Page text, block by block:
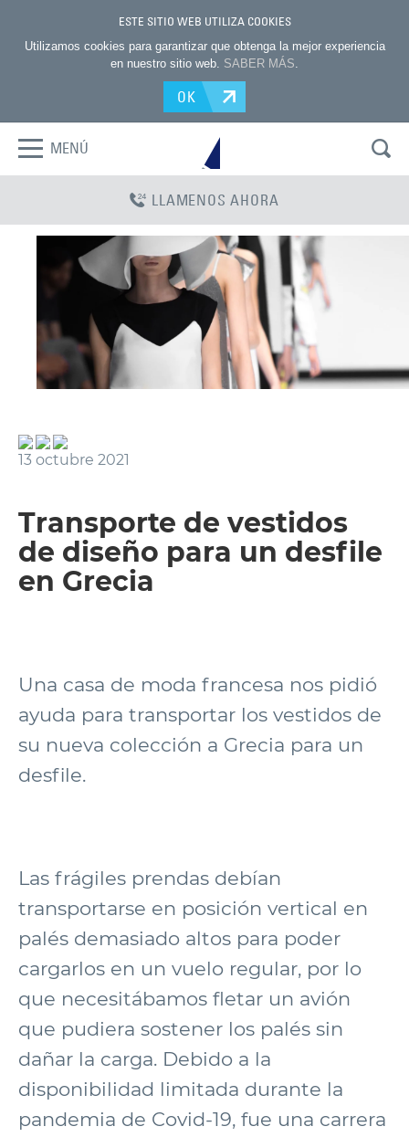
ESTE SITIO WEB UTILIZA COOKIES
Utilizamos cookies para garantizar que obtenga la mejor experiencia
en nuestro sitio web. SABER MÁS.
OK
MENÚ
LLAMENOS AHORA
13 octubre 2021
Transporte de vestidos
de diseño para un desfile
en Grecia
Una casa de moda francesa nos pidió
ayuda para transportar los vestidos de
su nueva colección a Grecia para un
desfile.
Las frágiles prendas debían
transportarse en posición vertical en
palés demasiado altos para poder
cargarlos en un vuelo regular, por lo
que necesitábamos fletar un avión
que pudiera sostener los palés sin
dañar la carga. Debido a la
disponibilidad limitada durante la
pandemia de Covid-19, fue una carrera